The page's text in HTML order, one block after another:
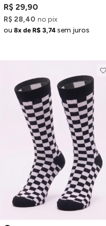
R$ 29,90
R$ 28,40 no pix
ou 8x de R$ 3,74 sem juros